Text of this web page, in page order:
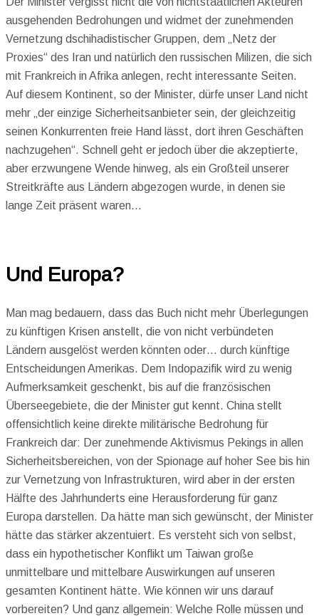
ausgehenden Bedrohungen und widmet der zunehmenden
Vernetzung dschihadistischer Gruppen, dem „Netz der
Proxies“ des Iran und natürlich den russischen Milizen, die sich
mit Frankreich in Afrika anlegen, recht interessante Seiten.
Auf diesem Kontinent, so der Minister, dürfe unser Land nicht
mehr „der einzige Sicherheitsanbieter sein, der gleichzeitig
seinen Konkurrenten freie Hand lässt, dort ihren Geschäften
nachzugehen“. Schnell geht er jedoch über die akzeptierte,
aber erzwungene Wende hinweg, als ein Großteil unserer
Streitkräfte aus Ländern abgezogen wurde, in denen sie
lange Zeit präsent waren…
Und Europa?
Man mag bedauern, dass das Buch nicht mehr Überlegungen
zu künftigen Krisen anstellt, die von nicht verbündeten
Ländern ausgelöst werden könnten oder… durch künftige
Entscheidungen Amerikas. Dem Indopazifik wird zu wenig
Aufmerksamkeit geschenkt, bis auf die französischen
Überseegebiete, die der Minister gut kennt. China stellt
offensichtlich keine direkte militärische Bedrohung für
Frankreich dar: Der zunehmende Aktivismus Pekings in allen
Sicherheitsbereichen, von der Spionage auf hoher See bis hin
zur Vernetzung von Infrastrukturen, wird aber in der ersten
Hälfte des Jahrhunderts eine Herausforderung für ganz
Europa darstellen. Da hätte man sich gewünscht, der Minister
hätte das stärker akzentuiert. Es versteht sich von selbst,
dass ein hypothetischer Konflikt um Taiwan große
unmittelbare und mittelbare Auswirkungen auf unseren
gesamten Kontinent hätte. Wie können wir uns darauf
vorbereiten? Und ganz allgemein: Welche Rolle müssen und